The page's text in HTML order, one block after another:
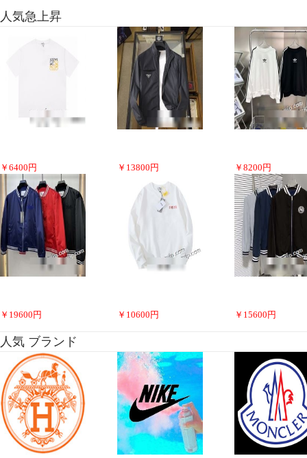
人気急上昇
￥ 6400 円 ￥ 13800 円 ￥ 8200 円
￥ 19600 円 ￥ 10600 円 ￥ 15600 円
人気 ブランド